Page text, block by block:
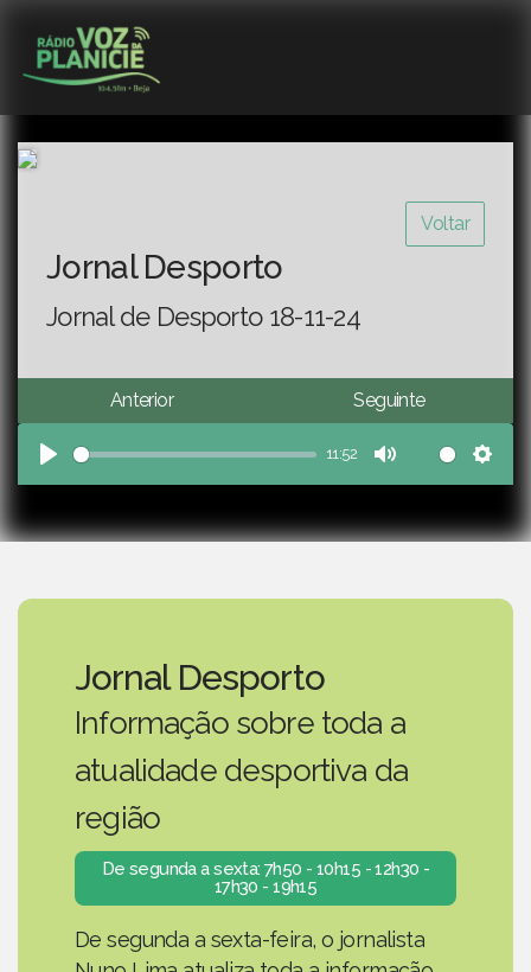
Voltar
Jornal Desporto
Jornal de Desporto 18-11-24
Anterior Seguinte
Play
11:52
Mute
Jornal Desporto
Informação sobre toda a
atualidade desportiva da
região
De segunda a sexta: 7h50 - 10h15 - 12h30 -
17h30 - 19h15
De segunda a sexta-feira, o jornalista